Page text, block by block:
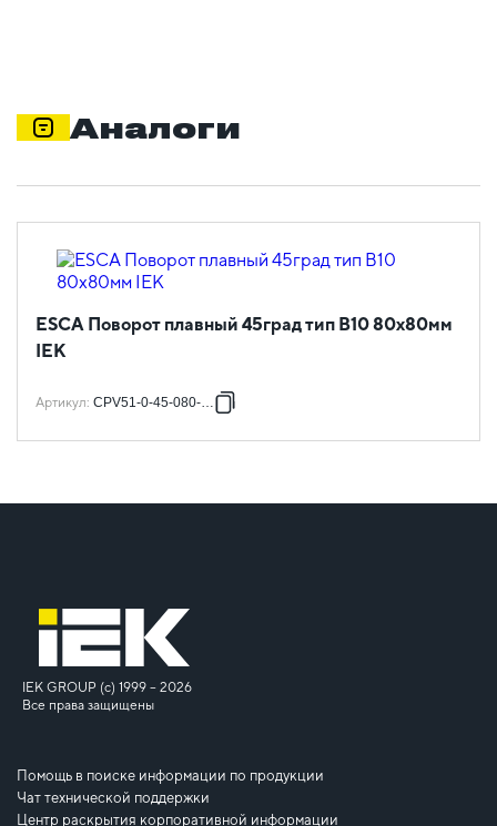
Аналоги
ESCA Поворот плавный 45град тип В10 80х80мм
IEK
Артикул: CPV51-0-45-080-080
IEK GROUP (c) 1999 – 2026
Все права защищены
Помощь в поиске информации по продукции
Чат технической поддержки
Центр раскрытия корпоративной информации